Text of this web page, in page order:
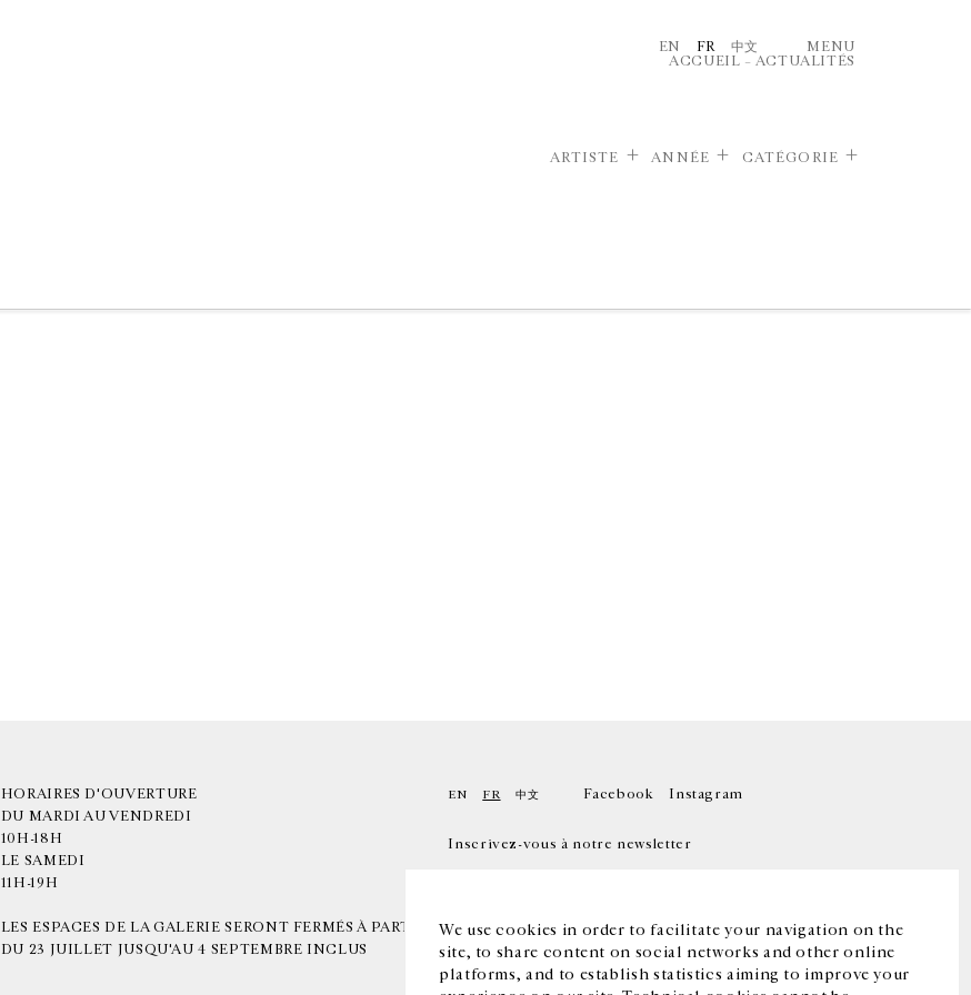
We use cookies in order to facilitate your navigation on the
site, to share content on social networks and other online
platforms, and to establish statistics aiming to improve your
EN FR 中文
MENU
ACCUEIL – ACTUALITÉS
ARTISTE ANNÉE CATÉGORIE
HORAIRES D'OUVERTURE
DU MARDI AU VENDREDI
10H-18H
LE SAMEDI
11H-19H
LES ESPACES DE LA GALERIE SERONT FERMÉS À PARTIR
DU 23 JUILLET JUSQU'AU 4 SEPTEMBRE INCLUS
EN FR 中文 Facebook Instagram
Inscrivez-vous à notre newsletter